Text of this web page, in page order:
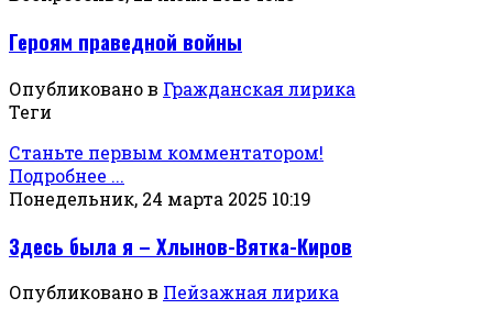
Героям праведной войны
Опубликовано в Гражданская лирика
Теги
Станьте первым комментатором!
Подробнее ...
Понедельник, 24 марта 2025 10:19
Здесь была я – Хлынов-Вятка-Киров
Опубликовано в Пейзажная лирика